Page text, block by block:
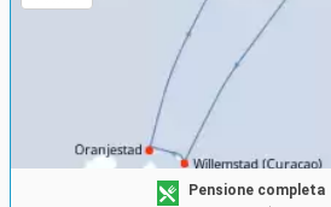
Pensione completa